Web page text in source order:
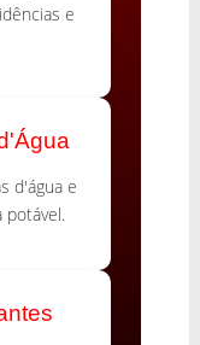
e
d'água e
potável.